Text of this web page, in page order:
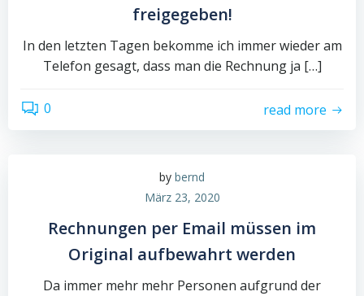
freigegeben!
In den letzten Tagen bekomme ich immer wieder am
Telefon gesagt, dass man die Rechnung ja […]
0 read more
by bernd
März 23, 2020
Rechnungen per Email müssen im
Original aufbewahrt werden
Da immer mehr mehr Personen aufgrund der